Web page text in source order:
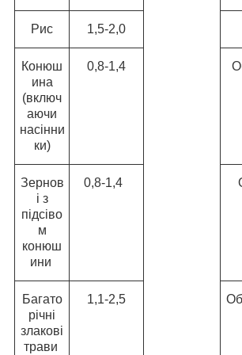
Рис 1,5-2,0
Конюш
ина
(включ
аючи
насінни
ки)
0,8-1,4
Зернов
і з
підсіво
м
конюш
ини
0,8-1,4
Багато
річні
злакові
трави
1,1-2,5